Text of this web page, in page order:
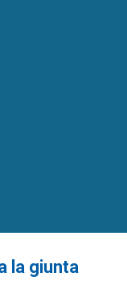
la giunta